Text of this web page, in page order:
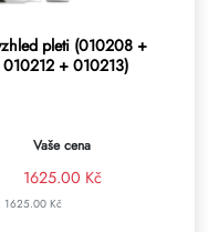
pleti (010208 +
+ 010213)
Vaše cena
1625.00 Kč
1625.00 Kč